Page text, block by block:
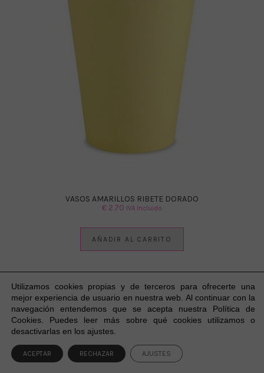
VASOS AMARILLOS RIBETE DORADO
€ 2.70 IVA Incluido
AÑADIR AL CARRITO
Utilizamos cookies propias y de terceros para ofrecerte una
mejor experiencia de usuario en nuestra web. Al continuar con la
navegación entendemos que se acepta nuestra Política de
Cookies. Puedes leer más sobre qué cookies utilizamos o
desactivarlas en los ajustes.
ACEPTAR RECHAZAR AJUSTES
1